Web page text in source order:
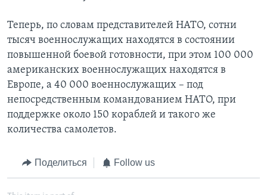
Теперь, по словам представителей НАТО, сотни
тысяч военнослужащих находятся в состоянии
повышенной боевой готовности, при этом 100 000
американских военнослужащих находятся в
Европе, а 40 000 военнослужащих – под
непосредственным командованием НАТО, при
поддержке около 150 кораблей и такого же
количества самолетов.
Поделиться Follow us